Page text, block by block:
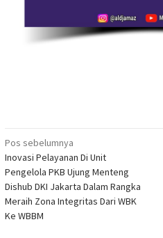
Navigasi
pos
Pos sebelumnya
Inovasi Pelayanan Di Unit
Pengelola PKB Ujung Menteng
Dishub DKI Jakarta Dalam Rangka
Meraih Zona Integritas Dari WBK
Ke WBBM